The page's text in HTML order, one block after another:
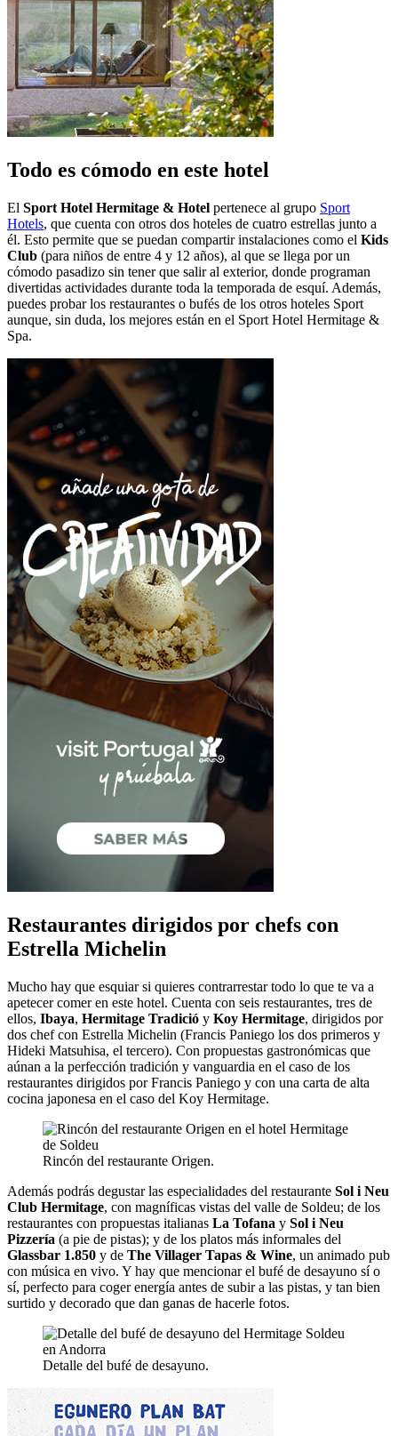
Todo es cómodo en este hotel
El Sport Hotel Hermitage & Hotel pertenece al grupo Sport
Hotels, que cuenta con otros dos hoteles de cuatro estrellas junto a
él. Esto permite que se puedan compartir instalaciones como el Kids
Club (para niños de entre 4 y 12 años), al que se llega por un
cómodo pasadizo sin tener que salir al exterior, donde programan
divertidas actividades durante toda la temporada de esquí. Además,
puedes probar los restaurantes o bufés de los otros hoteles Sport
aunque, sin duda, los mejores están en el Sport Hotel Hermitage &
Spa.
Restaurantes dirigidos por chefs con
Estrella Michelin
Mucho hay que esquiar si quieres contrarrestar todo lo que te va a
apetecer comer en este hotel. Cuenta con seis restaurantes, tres de
ellos, Ibaya, Hermitage Tradició y Koy Hermitage, dirigidos por
dos chef con Estrella Michelin (Francis Paniego los dos primeros y
Hideki Matsuhisa, el tercero). Con propuestas gastronómicas que
aúnan a la perfección tradición y vanguardia en el caso de los
restaurantes dirigidos por Francis Paniego y con una carta de alta
cocina japonesa en el caso del Koy Hermitage.
Rincón del restaurante Origen.
Además podrás degustar las especialidades del restaurante Sol i Neu
Club Hermitage, con magníficas vistas del valle de Soldeu; de los
restaurantes con propuestas italianas La Tofana y Sol i Neu
Pizzería (a pie de pistas); y de los platos más informales del
Glassbar 1.850 y de The Villager Tapas & Wine, un animado pub
con música en vivo. Y hay que mencionar el bufé de desayuno sí o
sí, perfecto para coger energía antes de subir a las pistas, y tan bien
surtido y decorado que dan ganas de hacerle fotos.
Detalle del bufé de desayuno.